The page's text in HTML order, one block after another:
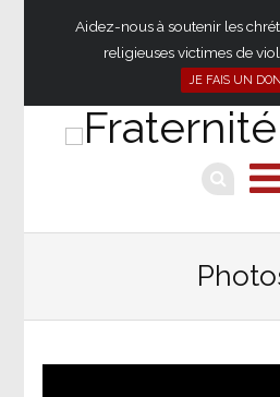
Aidez-nous à soutenir les
religieuses victimes de
JE FAIS UN DON